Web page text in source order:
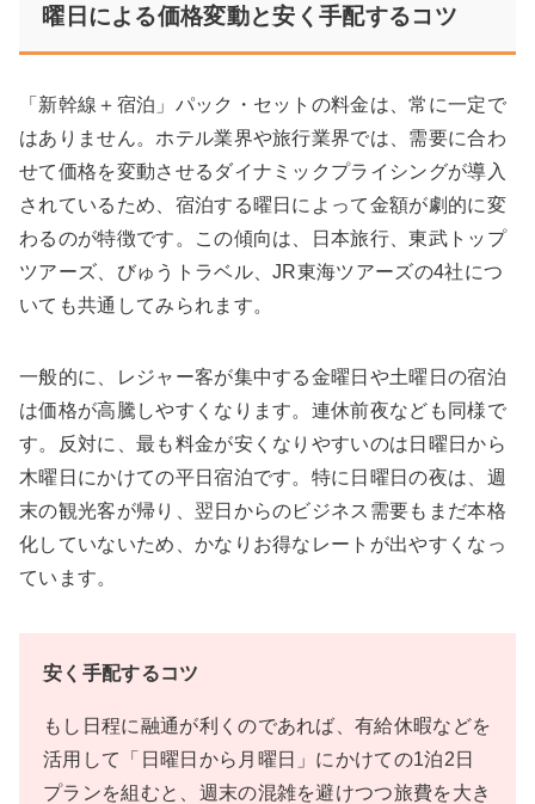
曜日による価格変動と安く手配するコツ
「新幹線＋宿泊」パック・セットの料金は、常に一定で
はありません。ホテル業界や旅行業界では、需要に合わ
せて価格を変動させるダイナミックプライシングが導入
されているため、 宿泊する曜日によって金額が劇的に変
わるのが特徴です。この傾向は、日本旅行、東武トップ
ツアーズ、びゅうトラベル、JR東海ツアーズの4社につ
いても共通してみられます。
一般的に、レジャー客が集中する金曜日や土曜日の宿泊
は価格が高騰しやすくなります。連休前夜なども同様で
す。反対に、最も料金が安くなりやすいのは日曜日から
木曜日にかけての平日宿泊です。特に日曜日の夜は、週
末の観光客が帰り、翌日からのビジネス需要もまだ本格
化していないため、かなりお得なレートが出やすくなっ
ています。
安く手配するコツ
もし日程に融通が利くのであれば、有給休暇などを
活用して「日曜日から月曜日」にかけての1泊2日
プランを組むと、週末の混雑を避けつつ旅費を大き